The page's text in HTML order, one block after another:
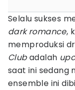
Selalu sukses
dark romance,
memproduksi
Clubadalah
saat ini sedang
ensemble ini